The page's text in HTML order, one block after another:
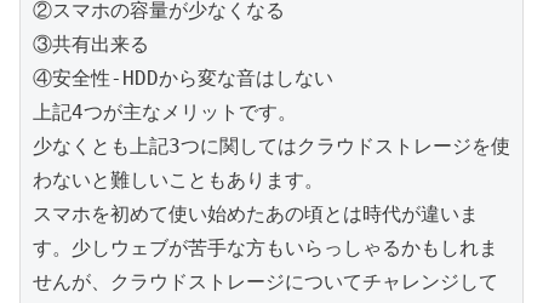
②スマホの容量が少なくなる
③共有出来る
④安全性-HDDから変な音はしない
上記4つが主なメリットです。
少なくとも上記3つに関してはクラウドストレージを使
わないと難しいこともあります。
スマホを初めて使い始めたあの頃とは時代が違いま
す。少しウェブが苦手な方もいらっしゃるかもしれま
せんが、クラウドストレージについてチャレンジして